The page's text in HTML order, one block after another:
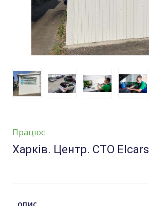
Працює
Харків. Центр. СТО Elcars